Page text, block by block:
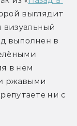
выглядит
визуальный
выполнен в
в нём
ржавыми
ни с